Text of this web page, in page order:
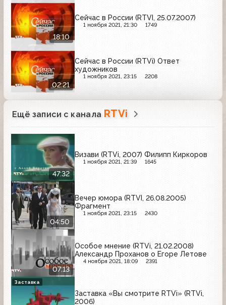
18:10
Сейчас в России (RTVI, 25.07.2007)
1 ноября 2021, 21:30 1749
02:21
Сейчас в России (RTVi) Ответ
художников
1 ноября 2021, 23:15 2208
Ещё записи с канала RTVi
47:32
Визави (RTVi, 2007) Филипп Киркоров
1 ноября 2021, 21:39 1645
04:50
Вечер юмора (RTVI, 26.08.2005)
Фрагмент
1 ноября 2021, 23:15 2430
07:13
Особое мнение (RTVi, 21.02.2008)
Александр Проханов о Егоре Летове
4 ноября 2021, 18:09 2391
Заставка «Вы смотрите RTVi» (RTVi,
2006)
Заставка